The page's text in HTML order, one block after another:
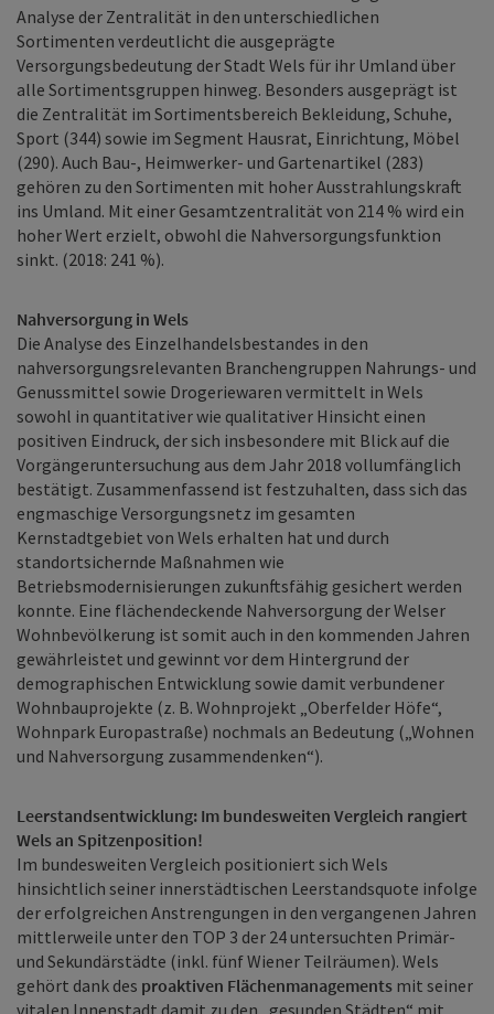
Analyse der Zentralität in den unterschiedlichen
Sortimenten verdeutlicht die ausgeprägte
Versorgungsbedeutung der Stadt Wels für ihr Umland über
alle Sortimentsgruppen hinweg. Besonders ausgeprägt ist
die Zentralität im Sortimentsbereich Bekleidung, Schuhe,
Sport (344) sowie im Segment Hausrat, Einrichtung, Möbel
(290). Auch Bau-, Heimwerker- und Gartenartikel (283)
gehören zu den Sortimenten mit hoher Ausstrahlungskraft
ins Umland. Mit einer Gesamtzentralität von 214 % wird ein
hoher Wert erzielt, obwohl die Nahversorgungsfunktion
sinkt. (2018: 241 %).
Nahversorgung in Wels
Die Analyse des Einzelhandelsbestandes in den
nahversorgungsrelevanten Branchengruppen Nahrungs- und
Genussmittel sowie Drogeriewaren vermittelt in Wels
sowohl in quantitativer wie qualitativer Hinsicht einen
positiven Eindruck, der sich insbesondere mit Blick auf die
Vorgängeruntersuchung aus dem Jahr 2018 vollumfänglich
bestätigt. Zusammenfassend ist festzuhalten, dass sich das
engmaschige Versorgungsnetz im gesamten
Kernstadtgebiet von Wels erhalten hat und durch
standortsichernde Maßnahmen wie
Betriebsmodernisierungen zukunftsfähig gesichert werden
konnte. Eine flächendeckende Nahversorgung der Welser
Wohnbevölkerung ist somit auch in den kommenden Jahren
gewährleistet und gewinnt vor dem Hintergrund der
demographischen Entwicklung sowie damit verbundener
Wohnbauprojekte (z. B. Wohnprojekt „Oberfelder Höfe“,
Wohnpark Europastraße) nochmals an Bedeutung („Wohnen
und Nahversorgung zusammendenken“).
Leerstandsentwicklung: Im bundesweiten Vergleich rangiert
Wels an Spitzenposition!
Im bundesweiten Vergleich positioniert sich Wels
hinsichtlich seiner innerstädtischen Leerstandsquote infolge
der erfolgreichen Anstrengungen in den vergangenen Jahren
mittlerweile unter den TOP 3 der 24 untersuchten Primär-
und Sekundärstädte (inkl. fünf Wiener Teilräumen). Wels
gehört dank des proaktiven Flächenmanagements mit seiner
vitalen Innenstadt damit zu den „gesunden Städten“ mit